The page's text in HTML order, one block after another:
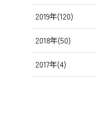
2019年(120)
2018年(50)
2017年(4)